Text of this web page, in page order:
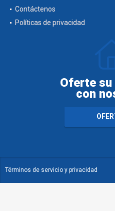
Contáctenos
Políticas de privacidad
Oferte su
con
Términos de servicio y privacidad